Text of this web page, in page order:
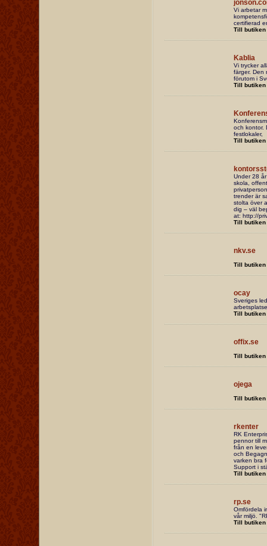
Vi arbetar
certifierad
Till butiken
Kablia
Vi trycker
färger. Den
förutom i
Till butiken
och kontor.
festlokaler,
Till butiken
Under 28
skola,
trender är
stolta över
dig – väl
at: http://
Till butiken
nkv.se
Till butiken
ocay
Sveriges
Till butiken
offix.se
Till butiken
ojega
Till butiken
rkenter
RK
pennor till
från en
och
varken bra
Support i
Till butiken
rp.se
Omfördela
vår miljö.
Till butiken